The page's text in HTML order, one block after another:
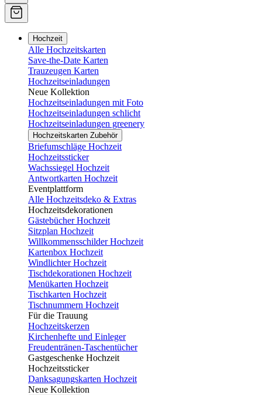
Hochzeit
Alle Hochzeitskarten
Save-the-Date Karten
Trauzeugen Karten
Hochzeitseinladungen
Neue Kollektion
Hochzeitseinladungen mit Foto
Hochzeitseinladungen schlicht
Hochzeitseinladungen greenery
Hochzeitskarten Zubehör
Briefumschläge Hochzeit
Hochzeitssticker
Wachssiegel Hochzeit
Antwortkarten Hochzeit
Eventplattform
Alle Hochzeitsdeko & Extras
Hochzeitsdekorationen
Gästebücher Hochzeit
Sitzplan Hochzeit
Willkommensschilder Hochzeit
Kartenbox Hochzeit
Windlichter Hochzeit
Tischdekorationen Hochzeit
Menükarten Hochzeit
Tischkarten Hochzeit
Tischnummern Hochzeit
Für die Trauung
Hochzeitskerzen
Kirchenhefte und Einleger
Freudentränen-Taschentücher
Gastgeschenke Hochzeit
Hochzeitssticker
Danksagungskarten Hochzeit
Neue Kollektion